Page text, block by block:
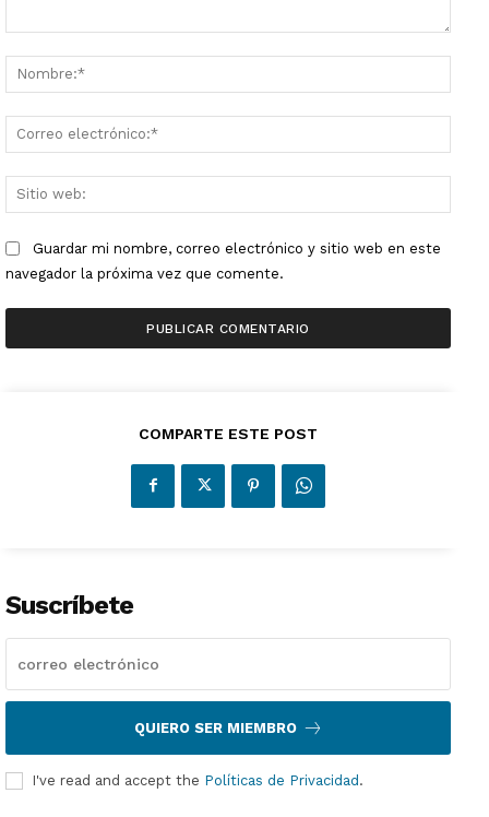
web:
Guardar mi nombre, correo electrónico y sitio web en este
navegador la próxima vez que comente.
COMPARTE ESTE POST
Suscríbete
QUIERO SER MIEMBRO
I've read and accept the Políticas de Privacidad.